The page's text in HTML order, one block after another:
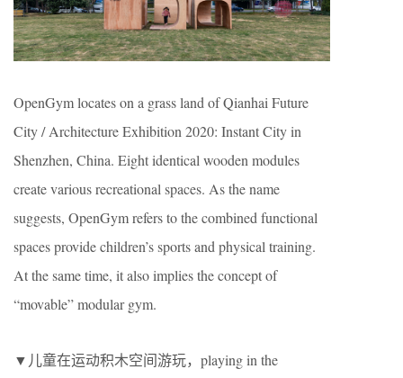
OpenGym locates on a grass land of Qianhai Future
City / Architecture Exhibition 2020: Instant City in
Shenzhen, China. Eight identical wooden modules
create various recreational spaces. As the name
suggests, OpenGym refers to the combined functional
spaces provide children’s sports and physical training.
At the same time, it also implies the concept of
“movable” modular gym.
▼儿童在运动积木空间游玩，playing in the